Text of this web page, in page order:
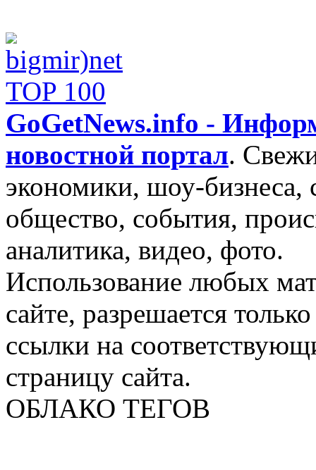
GoGetNews.info -
новостной портал.
экономики, шоу-бизнеса,
общество, события,
аналитика, видео, фото.
Использование любых
сайте, разрешается
ссылки на
страницу сайта.
ОБЛАКО ТЕГОВ